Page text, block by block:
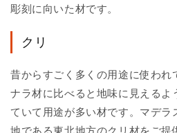
彫刻に向いた材です。
クリ
昔からすごく多くの用途に使われ
ナラ材に比べると地味に見える
ていて用途が多い材です。マデ